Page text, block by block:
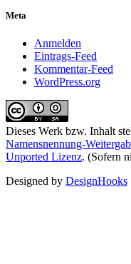
Meta
Anmelden
Eintrags-Feed
Kommentar-Feed
WordPress.org
Dieses Werk bzw. Inhalt
Namensnennung-
Unported Lizenz. (Sofern
Designed by DesignHooks